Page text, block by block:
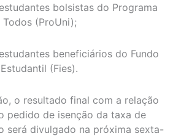
bolsistas do Programa
(ProUni);
beneficiários do Fundo
(Fies).
o resultado final com a relação
pedido de isenção da taxa de
será divulgado na próxima sexta-